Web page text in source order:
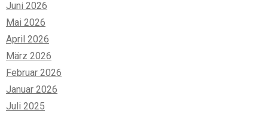
Juni 2026
Mai 2026
April 2026
März 2026
Februar 2026
Januar 2026
Juli 2025